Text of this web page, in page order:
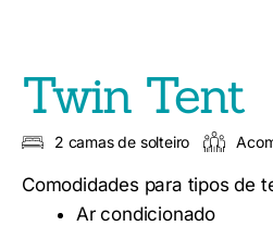
Twin Tent
2 camas de solteiro
Comodidades para tipos de
Ar condicionado